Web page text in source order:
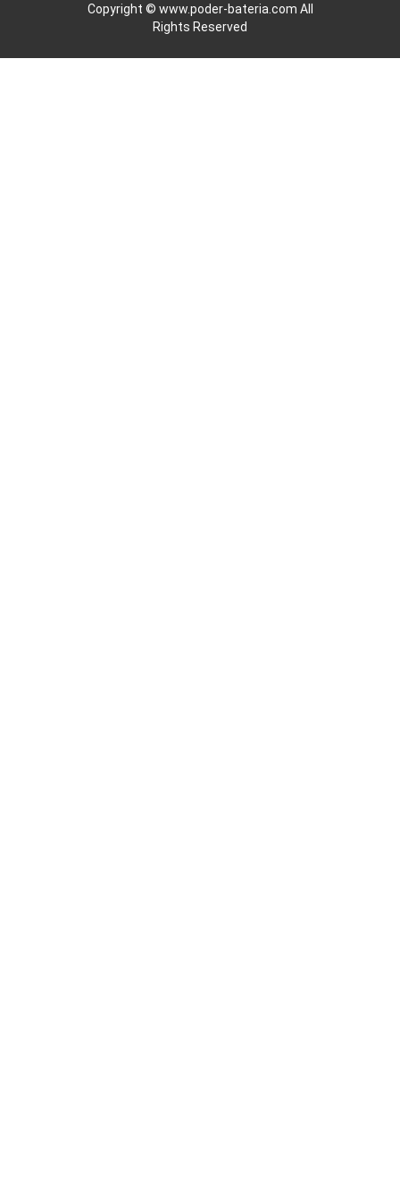
Copyright © www.poder-bateria.com All
Rights Reserved